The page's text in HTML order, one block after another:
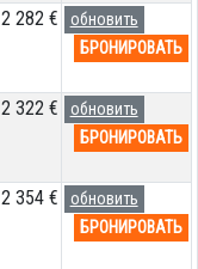
2 282 €
обновить
БРОНИРОВАТЬ
2 322 €
обновить
БРОНИРОВАТЬ
2 354 €
обновить
БРОНИРОВАТЬ